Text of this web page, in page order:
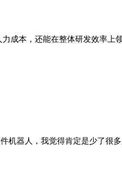
成本，还能在整体研发效率
件机器人，我觉得肯定是少了很